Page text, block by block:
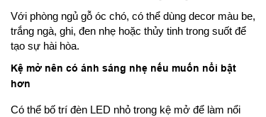
Với phòng ngủ gỗ óc chó, có thể dùng decor màu be,
trắng ngà, ghi, đen nhẹ hoặc thủy tinh trong suốt để
tạo sự hài hòa.
Kệ mở nên có ánh sáng nhẹ nếu muốn nổi bật
hơn
Có thể bố trí đèn LED nhỏ trong kệ mở để làm nổi